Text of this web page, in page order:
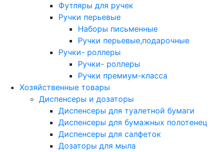
Футляры для ручек
Ручки перьевые
Наборы письменные
Ручки перьевые,подарочные
Ручки- роллеры
Ручки- роллеры
Ручки премиум-класса
Хозяйственные товары
Диспенсеры и дозаторы
Диспенсеры для туалетной бумаги
Диспенсеры для бумажных полотенец
Диспенсеры для салфеток
Дозаторы для мыла